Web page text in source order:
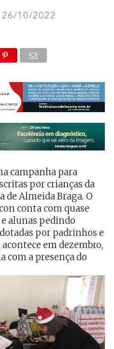
26/10/2022
campanha para
por crianças da
de Almeida Braga. O
conta com quase
alunas pedindo
por padrinhos e
em dezembro,
com a presença do